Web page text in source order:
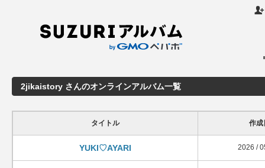

2jikaistory さんのオンラインアルバム一覧
タイトル 作成
YUKI♡AYARI 2026 /